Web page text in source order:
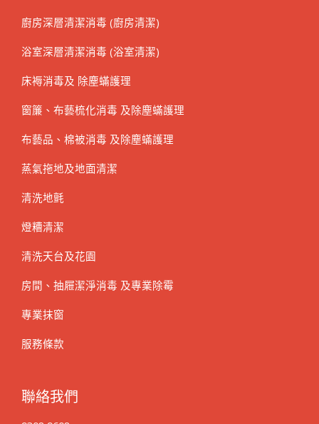
廚房深層清潔消毒 (廚房清潔)
浴室深層清潔消毒 (浴室清潔)
床褥消毒及 除塵蟎護理
窗簾、布藝梳化消毒 及除塵蟎護理
布藝品、棉被消毒 及除塵蟎護理
蒸氣拖地及地面清潔
清洗地氈
燈糟清潔
清洗天台及花園
房間、抽屜潔淨消毒 及專業除霉
專業抹窗
服務條款
聯絡我們